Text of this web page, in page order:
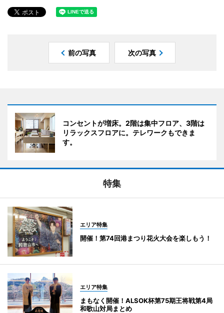
前の写真 次の写真
コンセントが増床。2階は集中フロア、3階は
リラックスフロアに。テレワークもできま
す。
特集
エリア特集
開催！第74回港まつり花火大会を楽しもう！
エリア特集
まもなく開催！ALSOK杯第75期王将戦第4局
和歌山対局まとめ